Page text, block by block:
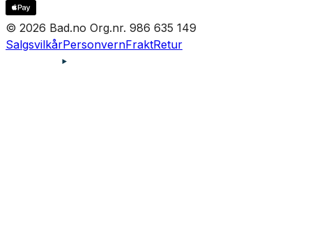
© 2026 Bad.no Org.nr. 986 635 149
SalgsvilkårPersonvernFraktRetur